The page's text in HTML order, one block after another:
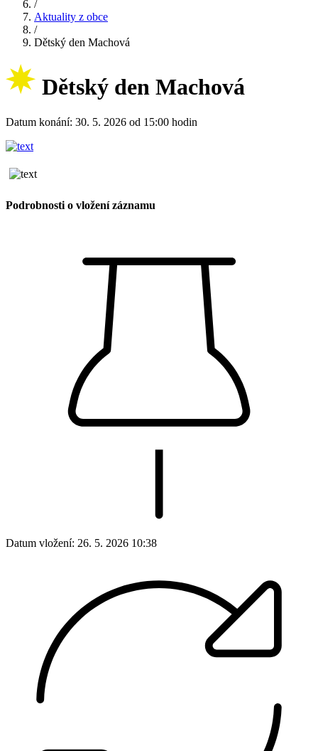
/
Aktuality z obce
/
Dětský den Machová
Dětský den Machová
Datum konání: 30. 5. 2026 od 15:00 hodin
Podrobnosti o vložení záznamu
Datum vložení: 26. 5. 2026 10:38